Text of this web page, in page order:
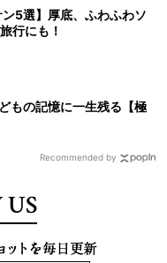
5選】厚底、ふわふわソ
行にも！
もの記憶に一生残る【極
Recommended by